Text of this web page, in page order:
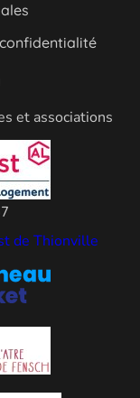
et associations
de Thionville